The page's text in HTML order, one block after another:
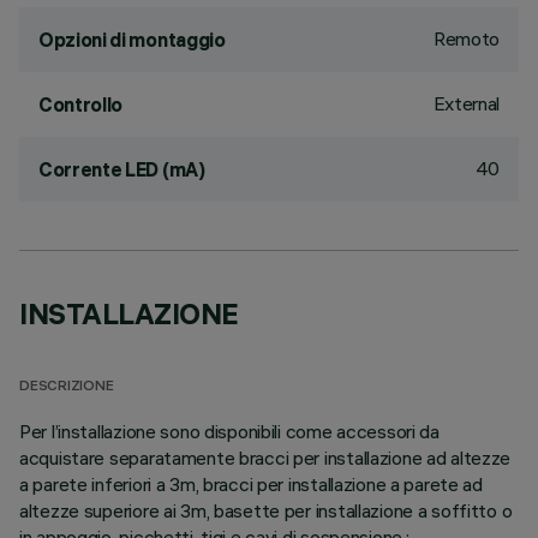
Opzioni di montaggio Remoto
Controllo External
Corrente LED (mA) 40
INSTALLAZIONE
DESCRIZIONE
Per l’installazione sono disponibili come accessori da
acquistare separatamente bracci per installazione ad altezze
a parete inferiori a 3m, bracci per installazione a parete ad
altezze superiore ai 3m, basette per installazione a soffitto o